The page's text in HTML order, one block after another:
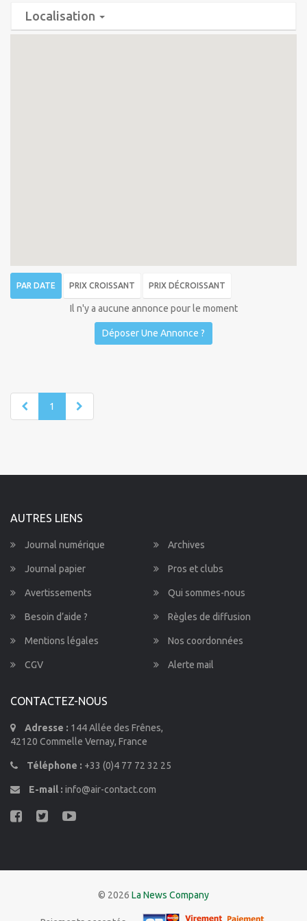
Localisation
PAR DATE PRIX CROISSANT PRIX DÉCROISSANT
Il n'y a aucune annonce pour le moment
Déposer Une Annonce ?
1
AUTRES LIENS
Journal numérique Archives
Journal papier Pros et clubs
Avertissements Qui sommes-nous
Besoin d’aide ? Règles de diffusion
Mentions légales Nos coordonnées
CGV Alerte mail
CONTACTEZ-NOUS
Adresse : 144 Allée des Frênes,
42120 Commelle Vernay, France
Téléphone : +33 (0)4 77 72 32 25
E-mail : info@air-contact.com
© 2026 La News Company